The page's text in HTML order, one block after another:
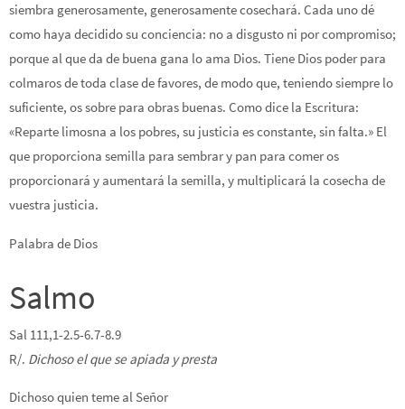
siembra generosamente, generosamente cosechará. Cada uno dé
como haya decidido su conciencia: no a disgusto ni por compromiso;
porque al que da de buena gana lo ama Dios. Tiene Dios poder para
colmaros de toda clase de favores, de modo que, teniendo siempre lo
suficiente, os sobre para obras buenas. Como dice la Escritura:
«Reparte limosna a los pobres, su justicia es constante, sin falta.» El
que proporciona semilla para sembrar y pan para comer os
proporcionará y aumentará la semilla, y multiplicará la cosecha de
vuestra justicia.
Palabra de Dios
Salmo
Sal 111,1-2.5-6.7-8.9
R/. Dichoso el que se apiada y presta
Dichoso quien teme al Señor